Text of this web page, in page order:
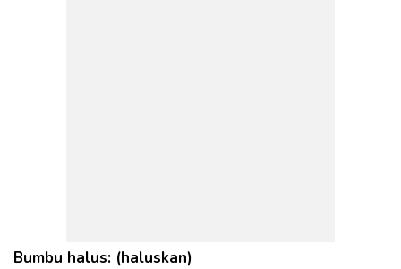
Bumbu halus: (haluskan)